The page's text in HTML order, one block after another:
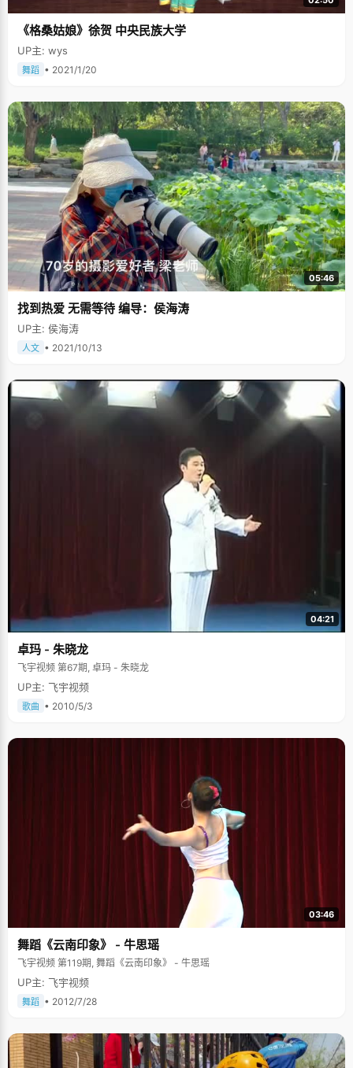
《格桑姑娘》徐贺 中央民族大学
UP主: wys
舞蹈 • 2021/1/20
05:46
找到热爱 无需等待 编导：侯海涛
UP主: 侯海涛
人文 • 2021/10/13
04:21
卓玛 - 朱晓龙
飞宇视频 第67期, 卓玛 - 朱晓龙
UP主: 飞宇视频
歌曲 • 2010/5/3
03:46
舞蹈《云南印象》 - 牛思瑶
飞宇视频 第119期, 舞蹈《云南印象》 - 牛思瑶
UP主: 飞宇视频
舞蹈 • 2012/7/28